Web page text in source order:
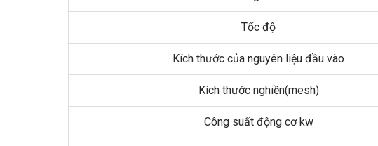
Tốc độ
Kích thước của nguyên liệu đầu vào
Kích thước nghiền(mesh)
Công suất động cơ kw